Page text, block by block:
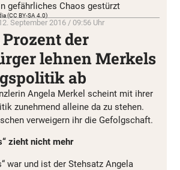
gefährliches Chaos gestürzt
(CC BY-SA 4.0)
September 2016 / 09:56 Uhr
der
lehnen Merkels
ab
Angela Merkel scheint mit ihrer
zunehmend alleine da zu stehen.
verweigern ihr die Gefolgschaft.
zieht nicht mehr
war und ist der Stehsatz Angela